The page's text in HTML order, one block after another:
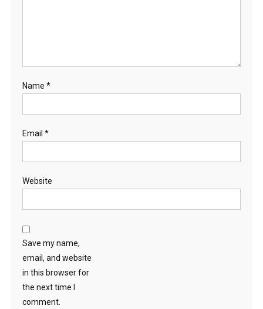
Name *
Email *
Website
Save my name,
email, and website
in this browser for
the next time I
comment.